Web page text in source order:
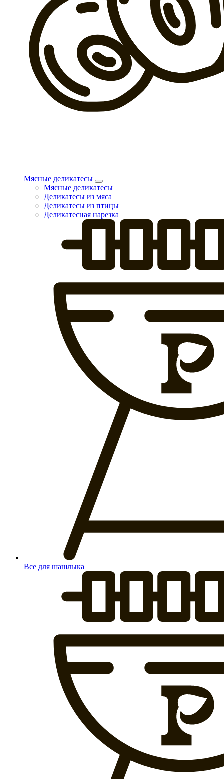
Мясные деликатесы
Мясные деликатесы
Деликатесы из мяса
Деликатесы из птицы
Деликатесная нарезка
Все для шашлыка